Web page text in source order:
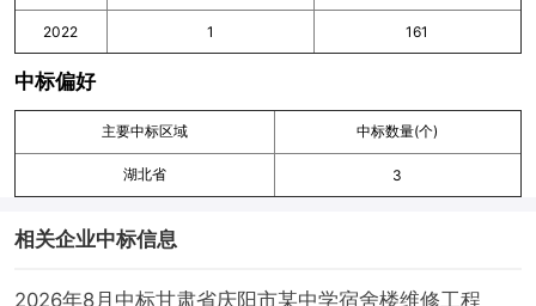
2022 1 161
中标偏好
主要中标区域 中标数量(个)
湖北省 3
相关企业中标信息
2026年8月中标甘肃省庆阳市某中学宿舍楼维修工程